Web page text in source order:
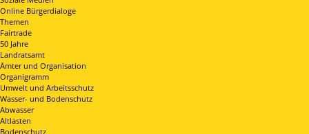
Online Bürgerdialoge
Themen
Fairtrade
50 Jahre
Landratsamt
Ämter und Organisation
Organigramm
Umwelt und Arbeitsschutz
Wasser- und Bodenschutz
Abwasser
Altlasten
Bodenschutz